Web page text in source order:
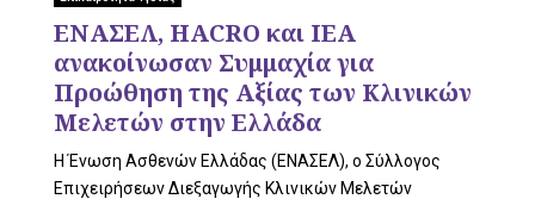
ΕΝΑΣΕΛ, HACRO και ΙΕΑ
ανακοίνωσαν Συμμαχία για
Προώθηση της Αξίας των Κλινικών
Μελετών στην Ελλάδα
Η Ένωση Ασθενών Ελλάδας (ΕΝΑΣΕΛ), ο Σύλλογος
Επιχειρήσεων Διεξαγωγής Κλινικών Μελετών